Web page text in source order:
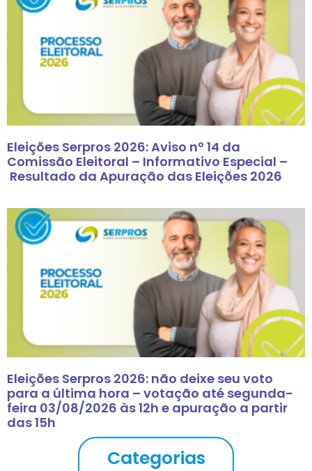
Eleições Serpros 2026: Aviso nº 14 da
Comissão Eleitoral – Informativo Especial –
Resultado da Apuração das Eleições 2026
Eleições Serpros 2026: não deixe seu voto
para a última hora – votação até segunda-
feira 03/08/2026 às 12h e apuração a partir
das 15h
Categorias